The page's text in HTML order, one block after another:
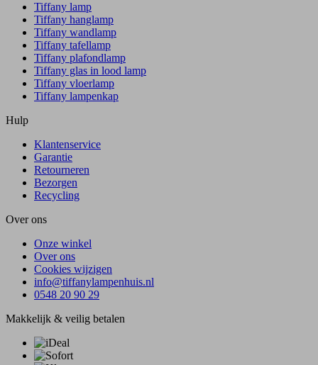
Tiffany lamp
Tiffany hanglamp
Tiffany wandlamp
Tiffany tafellamp
Tiffany plafondlamp
Tiffany glas in lood lamp
Tiffany vloerlamp
Tiffany lampenkap
Hulp
Klantenservice
Garantie
Retourneren
Bezorgen
Recycling
Over ons
Onze winkel
Over ons
Cookies wijzigen
info@tiffanylampenhuis.nl
0548 20 90 29
Makkelijk & veilig betalen